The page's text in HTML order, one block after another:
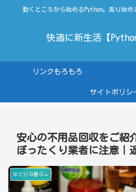
動くところから始めるPython。走り始
快適に新生活【
リンクもろもろ
サイトポリシ
安心の不用品回収をご紹
ぼったくり業者に注意｜
ゆとりの暮らし